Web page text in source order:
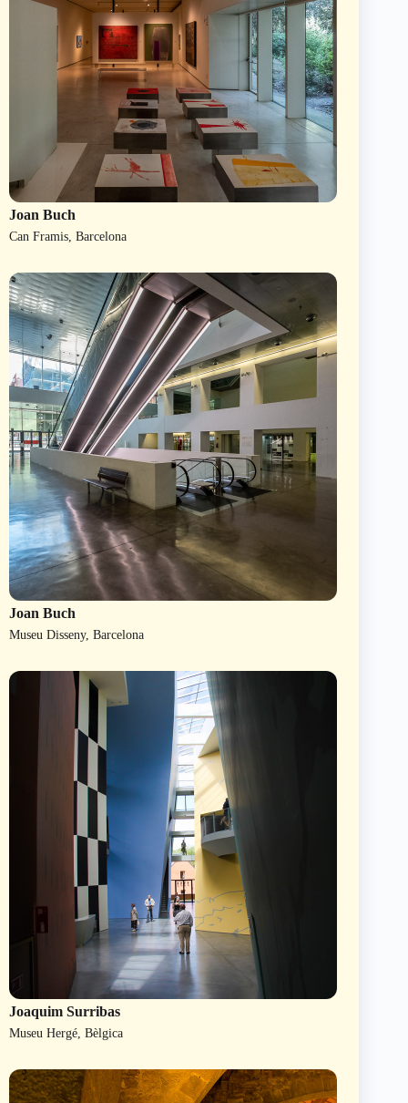
Joan Buch
Can Framis, Barcelona
Joan Buch
Museu Disseny, Barcelona
Joaquim Surribas
Museu Hergé, Bèlgica